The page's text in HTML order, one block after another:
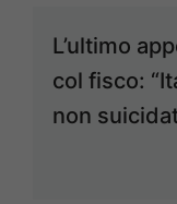
L’ultimo
col fisco:
non